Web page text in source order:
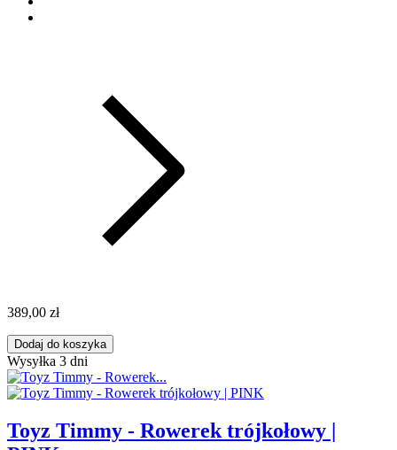
389,00 zł
Dodaj do koszyka
Wysyłka 3 dni
Toyz Timmy - Rowerek trójkołowy |